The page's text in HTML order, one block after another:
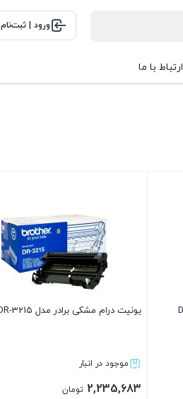
ورود | ثبت‌نام
ارتباط با ما
یونیت درام مشکی برادر مدل DR-3215
موجود در انبار
2,235,683 تومان